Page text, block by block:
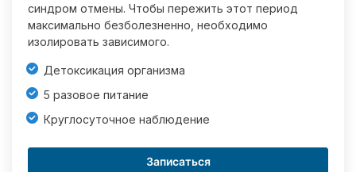
синдром отмены. Чтобы пережить этот период
максимально безболезненно, необходимо
изолировать зависимого.
Детоксикация организма
5 разовое питание
Круглосуточное наблюдение
Записаться